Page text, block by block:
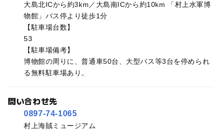
大島北ICから約3km／大島南ICから約10km 「村上水軍博
物館」バス停より徒歩1分
【駐車場台数】
53
【駐車場備考】
博物館の周りに、普通車50台、大型バス等3台を停められ
る無料駐車場あり。
問い合わせ先
0897-74-1065
村上海賊ミュージアム